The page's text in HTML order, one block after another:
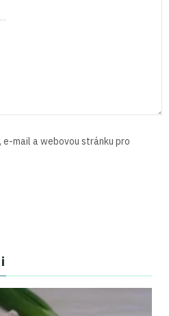
mail a webovou stránku pro